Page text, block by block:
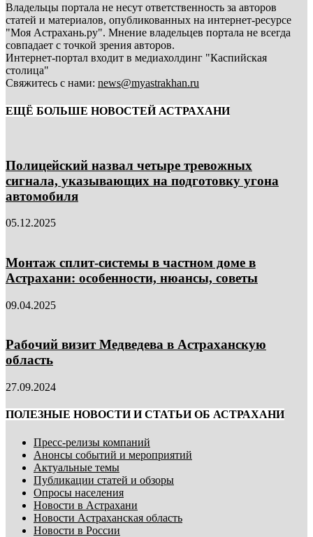
Владельцы портала не несут ответственность за авторов
статей и материалов, опубликованных на интернет-ресурсе
"Моя Астрахань.ру". Мнение владельцев портала не всегда
совпадает с точкой зрения авторов.
Интернет-портал входит в медиахолдинг "Каспийская
столица"
Свяжитесь с нами: news@myastrakhan.ru
ЕЩЁ БОЛЬШЕ НОВОСТЕЙ АСТРАХАНИ
Полицейский назвал четыре тревожных
сигнала, указывающих на подготовку угона
автомобиля
05.12.2025
Монтаж сплит-системы в частном доме в
Астрахани: особенности, нюансы, советы
09.04.2025
Рабочий визит Медведева в Астраханскую
область
27.09.2024
ПОЛЕЗНЫЕ НОВОСТИ И СТАТЬИ ОБ АСТРАХАНИ
Пресс-релизы компаний
Анонсы событий и мероприятий
Актуальные темы
Публикации статей и обзоры
Опросы населения
Новости в Астрахани
Новости Астраханская область
Новости в России